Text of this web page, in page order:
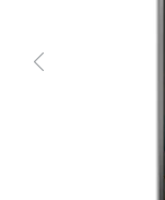
Previous